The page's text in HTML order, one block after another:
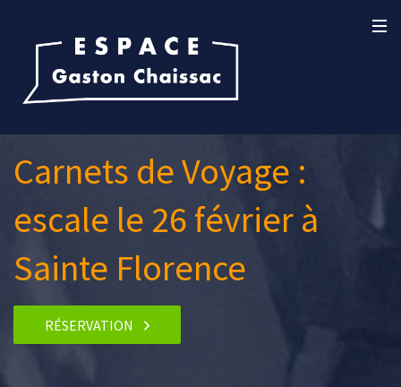
Carnets de Voyage :
escale le 26 février à
Sainte Florence
RÉSERVATION